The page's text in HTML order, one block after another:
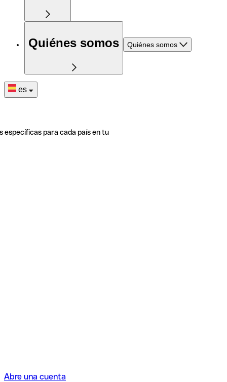
Quiénes somos Quiénes somos
es
específicas para cada país en tu
Abre una cuenta